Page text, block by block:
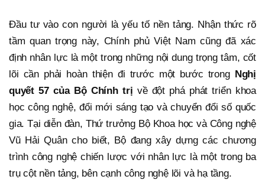
Đầu tư vào con người là yếu tố nền tảng. Nhận thức rõ
tầm quan trọng này, Chính phủ Việt Nam cũng đã xác
định nhân lực là một trong những nội dung trọng tâm, cốt
lõi cần phải hoàn thiện đi trước một bước trongNghị
quyết 57 của Bộ Chính trị về đột phá phát triển khoa
học công nghệ, đổi mới sáng tạo và chuyển đổi số quốc
gia. Tại diễn đàn, Thứ trưởng Bộ Khoa học và Công nghệ
Vũ Hải Quân cho biết, Bộ đang xây dựng các chương
trình công nghệ chiến lược với nhân lực là một trong ba
trụ cột nền tảng, bên cạnh công nghệ lõi và hạ tầng.